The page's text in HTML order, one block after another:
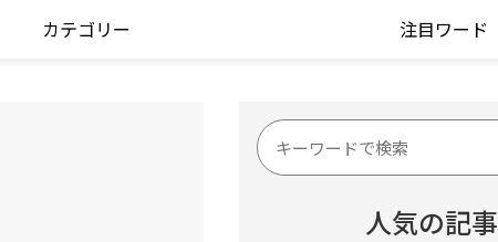
カテゴリー 注目ワード
人気の記事